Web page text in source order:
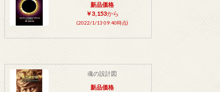
新品価格
￥3,153から
(2022/1/13 09:40時点)
魂の設計図
新品価格